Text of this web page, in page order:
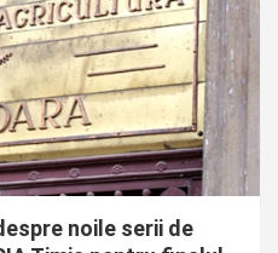
noile serii de